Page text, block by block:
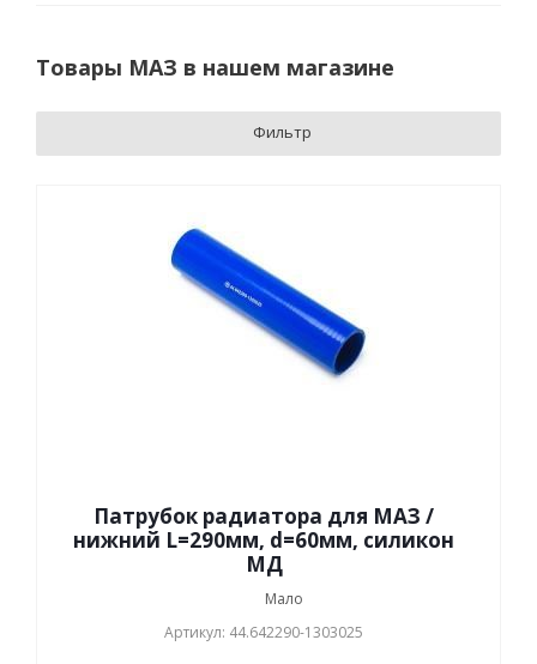
Товары МАЗ в нашем магазине
Фильтр
Патрубок радиатора для МАЗ /
нижний L=290мм, d=60мм, силикон
МД
Мало
Артикул: 44.642290-1303025